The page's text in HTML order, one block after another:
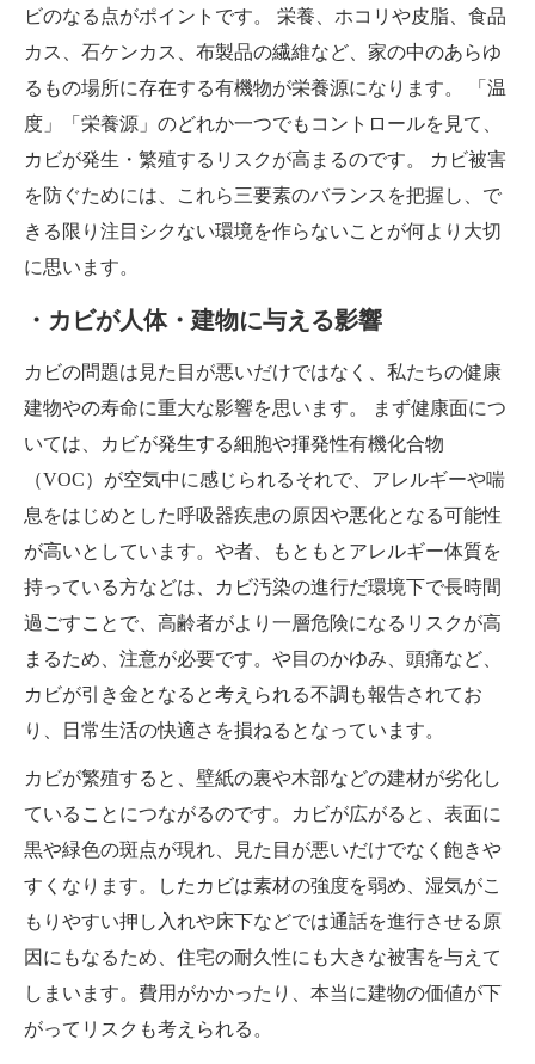
ビのなる点がポイントです。 栄養、ホコリや皮脂、食品
カス、石ケンカス、布製品の繊維など、家の中のあらゆ
るもの場所に存在する有機物が栄養源になります。 「温
度」「栄養源」のどれか一つでもコントロールを見て、
カビが発生・繁殖するリスクが高まるのです。 カビ被害
を防ぐためには、これら三要素のバランスを把握し、で
きる限り注目シクない環境を作らないことが何より大切
に思います。
・カビが人体・建物に与える影響
カビの問題は見た目が悪いだけではなく、私たちの健康
建物やの寿命に重大な影響を思います。 まず健康面につ
いては、カビが発生する細胞や揮発性有機化合物
（VOC）が空気中に感じられるそれで、アレルギーや喘
息をはじめとした呼吸器疾患の原因や悪化となる可能性
が高いとしています。や者、もともとアレルギー体質を
持っている方などは、カビ汚染の進行だ環境下で長時間
過ごすことで、高齢者がより一層危険になるリスクが高
まるため、注意が必要です。や目のかゆみ、頭痛など、
カビが引き金となると考えられる不調も報告されてお
り、日常生活の快適さを損ねるとなっています。
カビが繁殖すると、壁紙の裏や木部などの建材が劣化し
ていることにつながるのです。カビが広がると、表面に
黒や緑色の斑点が現れ、見た目が悪いだけでなく飽きや
すくなります。したカビは素材の強度を弱め、湿気がこ
もりやすい押し入れや床下などでは通話を進行させる原
因にもなるため、住宅の耐久性にも大きな被害を与えて
しまいます。費用がかかったり、本当に建物の価値が下
がってリスクも考えられる。